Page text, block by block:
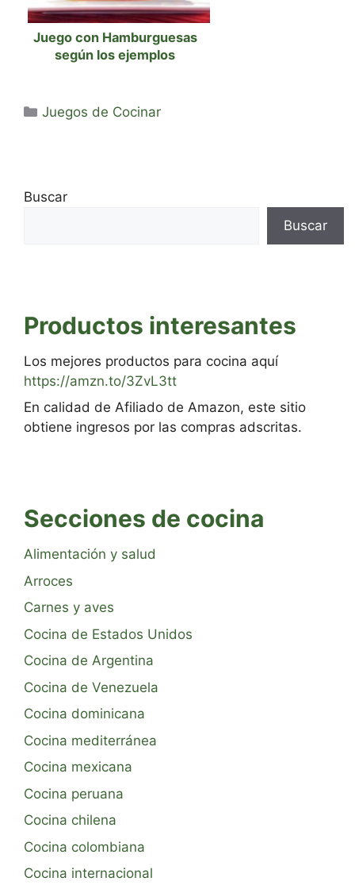
Juego con Hamburguesas
según los ejemplos
Categorías
Juegos de Cocinar
Buscar
Buscar
Productos interesantes
Los mejores productos para cocina aquí
https://amzn.to/3ZvL3tt
En calidad de Afiliado de Amazon, este sitio
obtiene ingresos por las compras adscritas.
Secciones de cocina
Alimentación y salud
Arroces
Carnes y aves
Cocina de Estados Unidos
Cocina de Argentina
Cocina de Venezuela
Cocina dominicana
Cocina mediterránea
Cocina mexicana
Cocina peruana
Cocina chilena
Cocina colombiana
Cocina internacional